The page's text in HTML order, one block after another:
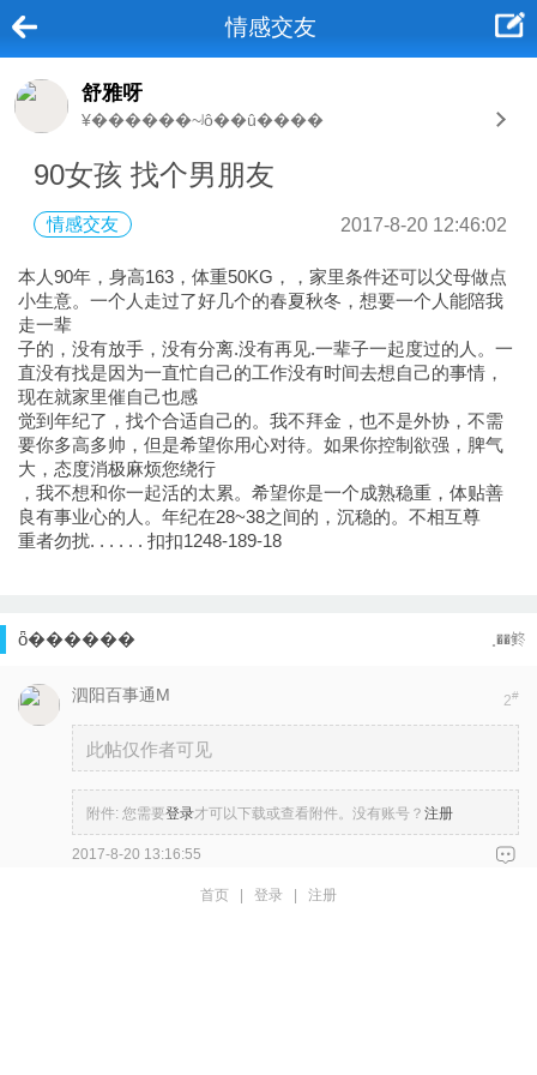
情感交友
舒雅呀
¥������~ʲô��û����
90女孩 找个男朋友
情感交友 2017-8-20 12:46:02
本人90年，身高163，体重50KG，，家里条件还可以父母做点
小生意。一个人走过了好几个的春夏秋冬，想要一个人能陪我
走一辈
子的，没有放手，没有分离.没有再见.一辈子一起度过的人。一
直没有找是因为一直忙自己的工作没有时间去想自己的事情，
现在就家里催自己也感
觉到年纪了，找个合适自己的。我不拜金，也不是外协，不需
要你多高多帅，但是希望你用心对待。如果你控制欲强，脾气
大，态度消极麻烦您绕行
，我不想和你一起活的太累。希望你是一个成熟稳重，体贴善
良有事业心的人。年纪在28~38之间的，沉稳的。不相互尊
重者勿扰. . . . . . 扣扣1248-189-18
ȫ������ ˳��鿴
泗阳百事通M 2#
此帖仅作者可见
附件: 您需要登录才可以下载或查看附件。没有账号？ 注册
2017-8-20 13:16:55
首页 登录 注册